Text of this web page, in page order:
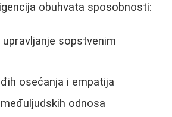
obuhvata sposobnosti:
upravljanje sopstvenim
osećanja i empatija
odnosa